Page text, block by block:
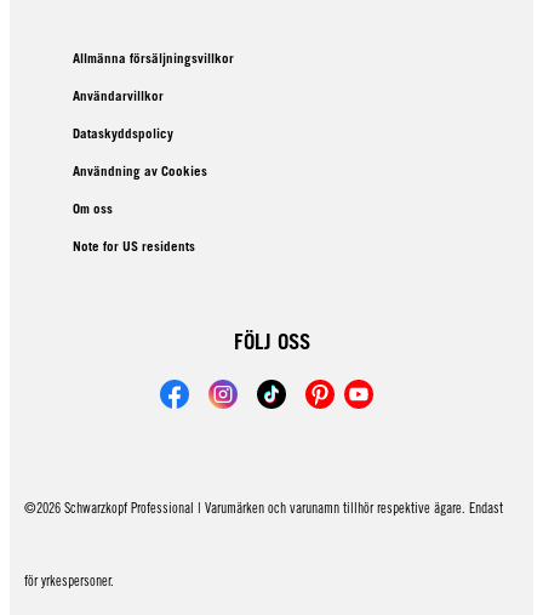
Allmänna försäljningsvillkor
Användarvillkor
Dataskyddspolicy
Användning av Cookies
Om oss
Note for US residents
FÖLJ OSS
©2026 Schwarzkopf Professional | Varumärken och varunamn tillhör respektive ägare. Endast
för yrkespersoner.